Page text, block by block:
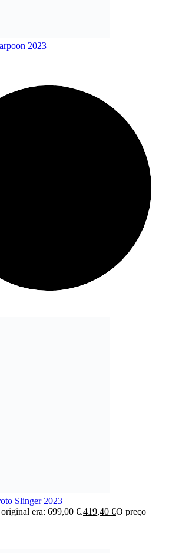
2023
Slinger 2023
era: 699,00 €.419,40 €O preço